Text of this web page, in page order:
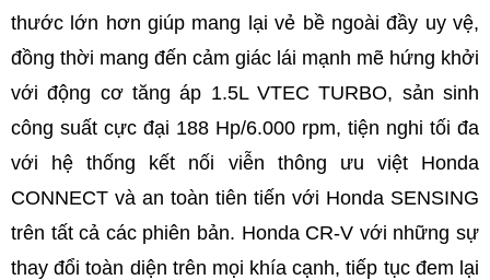
thước lớn hơn giúp mang lại vẻ bề ngoài đầy uy vệ,
đồng thời mang đến cảm giác lái mạnh mẽ hứng khởi
với động cơ tăng áp 1.5L VTEC TURBO, sản sinh
công suất cực đại 188 Hp/6.000 rpm, tiện nghi tối đa
với hệ thống kết nối viễn thông ưu việt Honda
CONNECT và an toàn tiên tiến với Honda SENSING
trên tất cả các phiên bản. Honda CR-V với những sự
thay đổi toàn diện trên mọi khía cạnh, tiếp tục đem lại